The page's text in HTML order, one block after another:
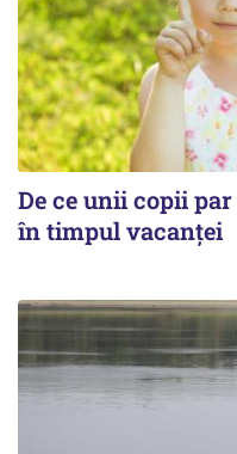
De ce unii copii
în timpul vacanței